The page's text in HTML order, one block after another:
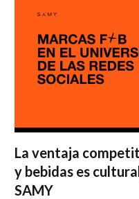
La ventaja
y bebidas es
SAMY